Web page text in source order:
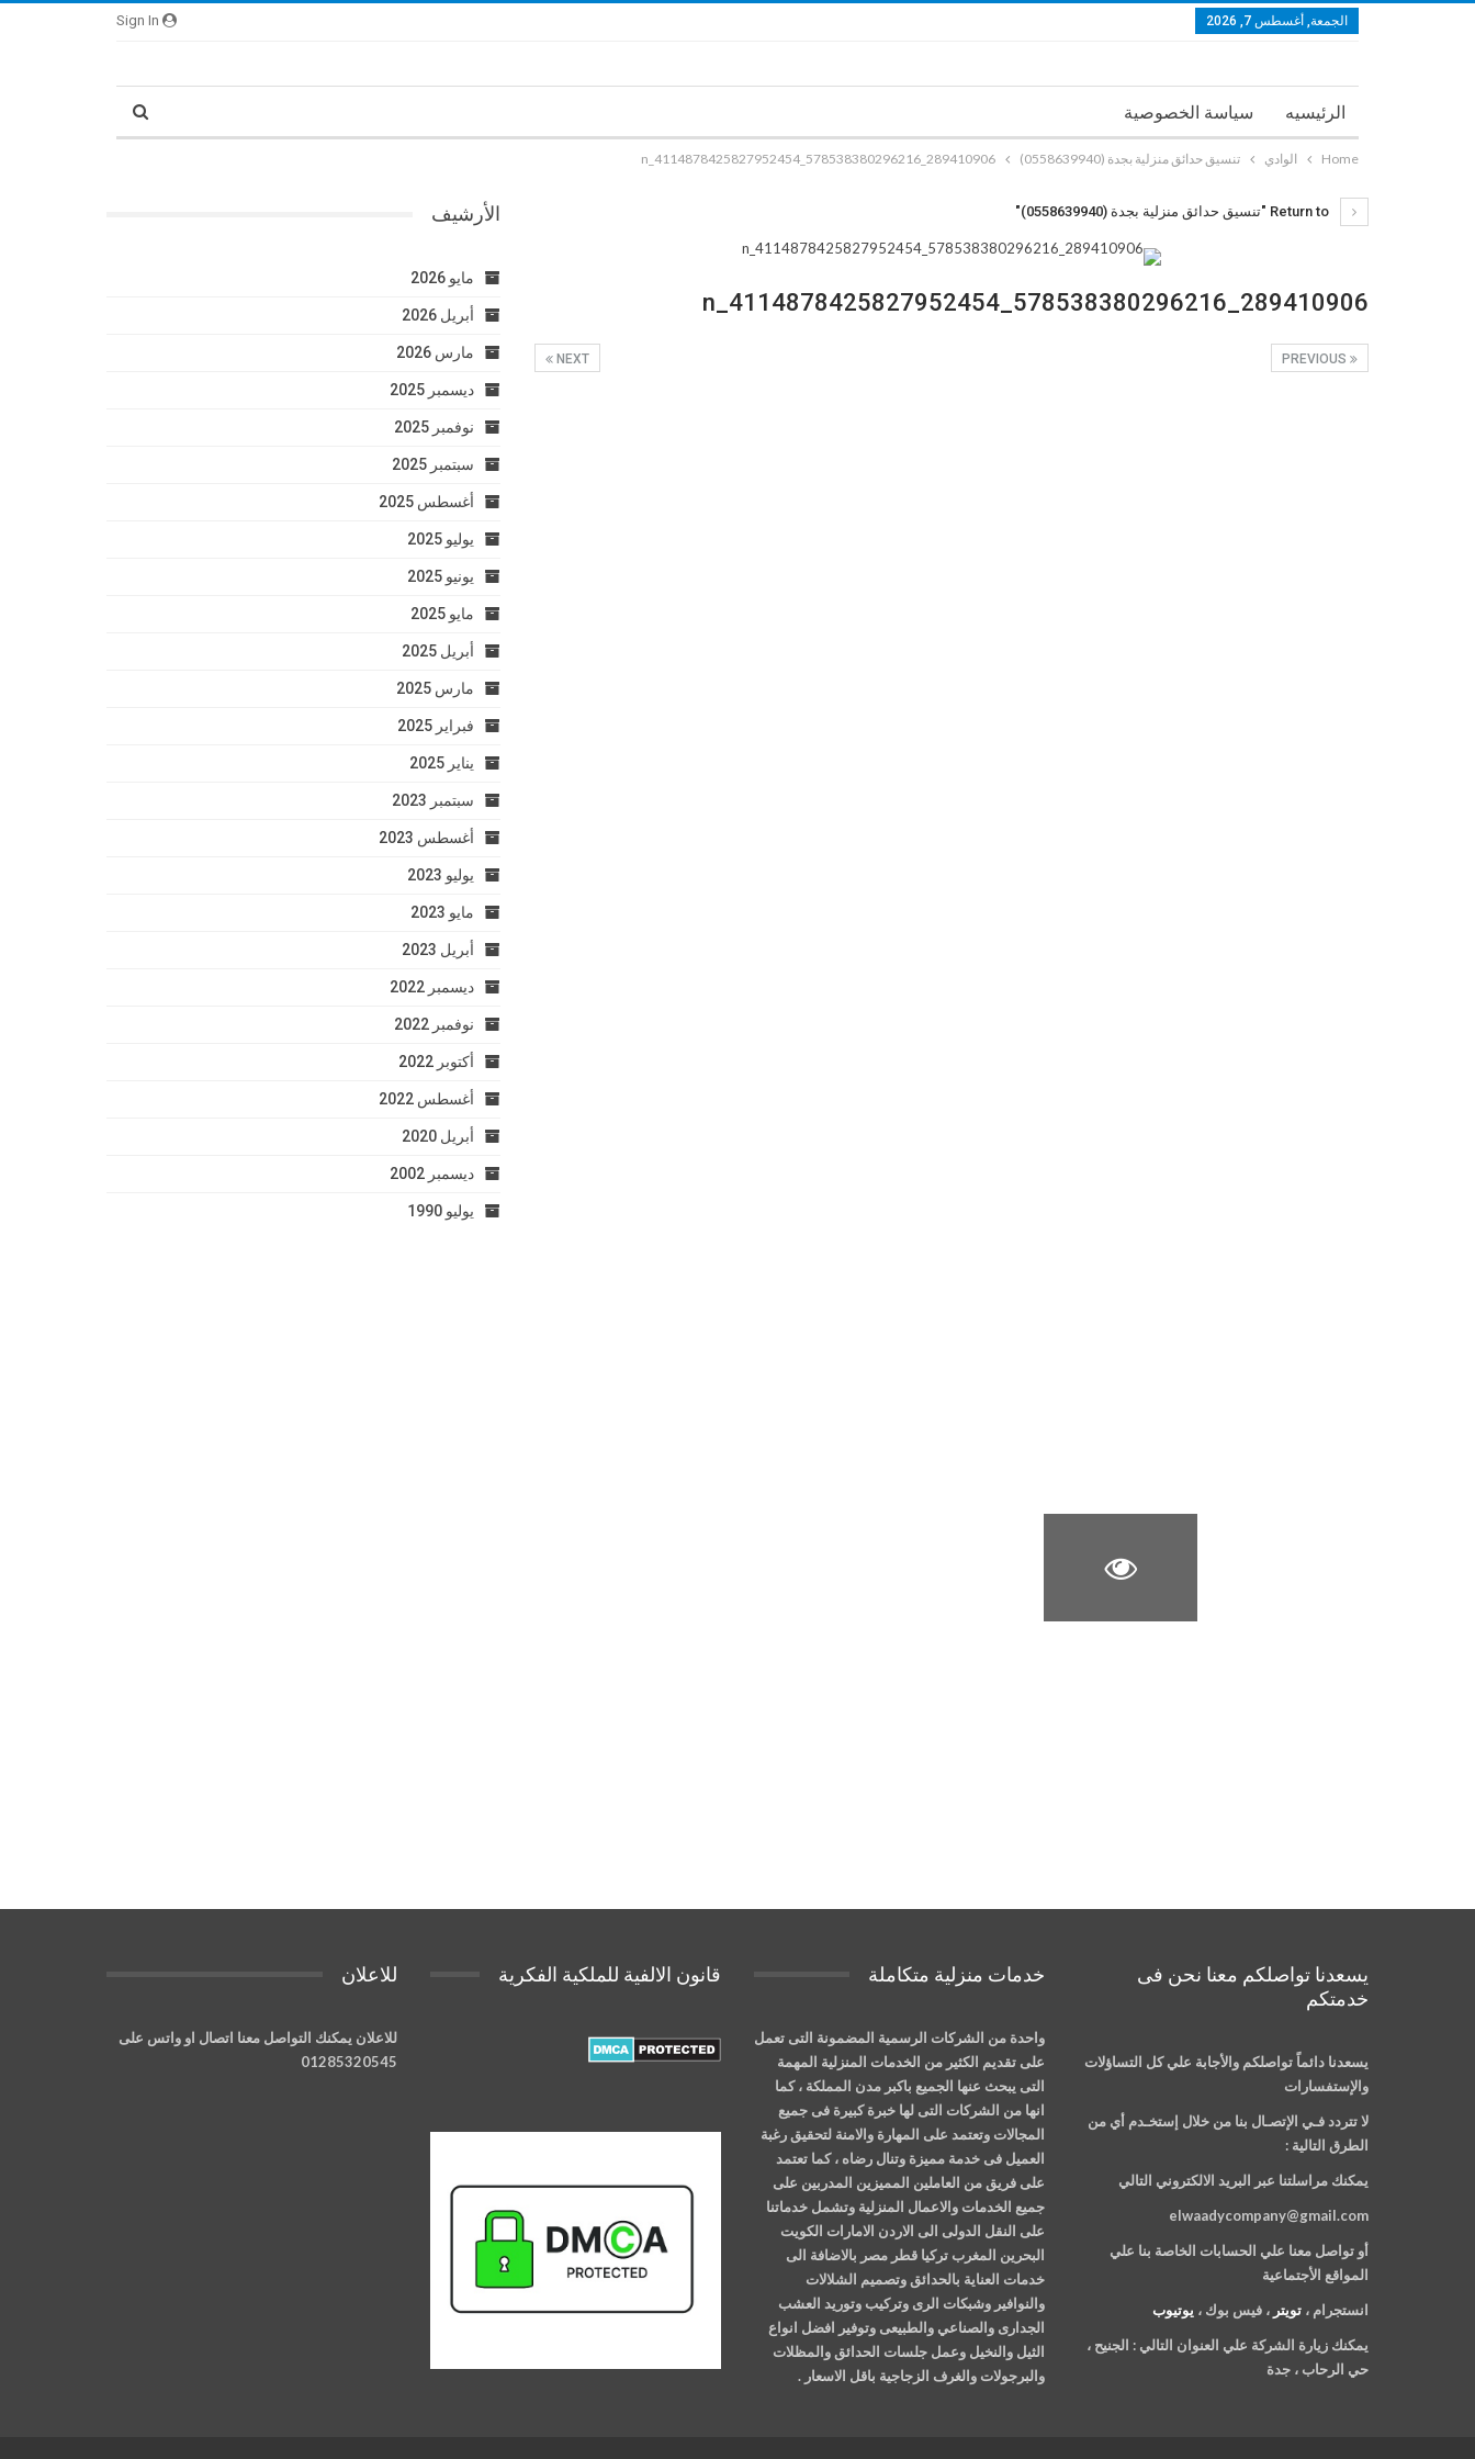
الجمعة, أغسطس 7, 2026
الرئيسيه سياسة الخصوصية
Home الوادي تنسيق حدائق منزلية بجدة (0558639940) 289410906_578538380296216_4114878425827952454_n
289410906_578538380296216_4114878425827952454_n
NEXT
الأرشيف
مايو 2026
أبريل 2026
مارس 2026
ديسمبر 2025
نوفمبر 2025
سبتمبر 2025
أغسطس 2025
يوليو 2025
يونيو 2025
مايو 2025
أبريل 2025
مارس 2025
فبراير 2025
يناير 2025
سبتمبر 2023
أغسطس 2023
يوليو 2023
مايو 2023
أبريل 2023
ديسمبر 2022
نوفمبر 2022
أكتوبر 2022
أغسطس 2022
أبريل 2020
ديسمبر 2002
يوليو 1990
يسعدنا تواصلكم معنا نحن فى
خدمتكم
يسعدنا دائماً تواصلكم والأجابة علي كل التساؤلات
والإستفسارات
لا تتردد فـي الإتصـال بنا من خلال إستخـدم أي من
الطرق التالية :
يمكنك مراسلتنا عبر البريد الالكتروني التالي
elwaadycompany@gmail.com
أو تواصل معنا علي الحسابات الخاصة بنا علي
المواقع الأجتماعية
انستجرام ، تويتر ، فيس بوك ، يوتيوب
يمكنك زيارة الشركة علي العنوان التالي : الجنيح ،
حي الرحاب ، جدة
خدمات منزلية متكاملة
واحدة من الشركات الرسمية المضمونة التى تعمل
على تقديم الكثير من الخدمات المنزلية المهمة
التى يبحث عنها الجميع باكبر مدن المملكة ، كما
انها من الشركات التى لها خبرة كبيرة فى جميع
المجالات وتعتمد على المهارة والامنة لتحقيق رغبة
العميل فى خدمة مميزة وتنال رضاه ، كما تعتمد
على فريق من العاملين المميزين المدربين على
جميع الخدمات والاعمال المنزلية وتشمل خدماتنا
على النقل الدولى الى الاردن الامارات الكويت
البحرين المغرب تركيا قطر مصر بالاضافة الى
خدمات العناية بالحدائق وتصميم الشلالات
والنوافير وشبكات الرى وتركيب وتوريد العشب
الجدارى والصناعي والطبيعى وتوفير افضل انواع
الثيل والنخيل وعمل جلسات الحدائق والمظلات
والبرجولات والغرف الزجاجية باقل الاسعار .
قانون الالفية للملكية الفكرية للاعلان
للاعلان يمكنك التواصل معنا اتصال او واتس على
01285320545